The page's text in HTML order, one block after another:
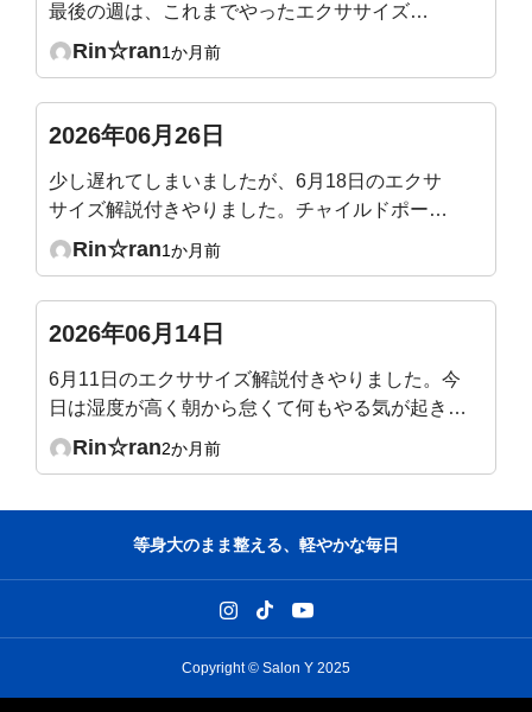
最後の週は、これまでやったエクササイズの
総まとめなので、やりやすくて1時間があっと
Rin☆ran1か月前
2026年06月26日
少し遅れてしまいましたが、6月18日のエクサ
サイズ解説付きやりました。チャイルドポーズ
で骨盤だけ後傾するのが意外と難しかったで
Rin☆ran1か月前
2026年06月14日
6月11日のエクササイズ解説付きやりました。今
日は湿度が高く朝から怠くて何もやる気が起きな
かったのですが、ライブ1時間をやっているうち
とおっしゃっていて、本当にその通りだな、うん
うん、と頷きながら今日のエクササイズ終えまし
た。ありがとうございました。
Rin☆ran2か月前
等身大のまま整える、軽やかな毎日
Copyright © Salon Y 2025